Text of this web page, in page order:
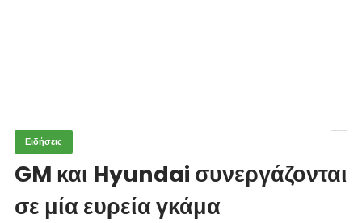
Ειδήσεις
GM και Hyundai συνεργάζονται
σε μία ευρεία γκάμα